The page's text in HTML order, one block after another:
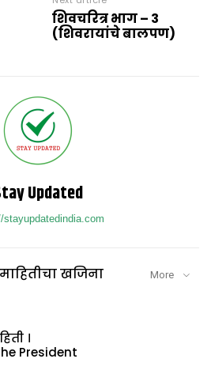
शिवचरित्र भाग – 3
(शिवरायांचे बालपण)
Updated
stayupdatedindia.com
खजिना More
।
President